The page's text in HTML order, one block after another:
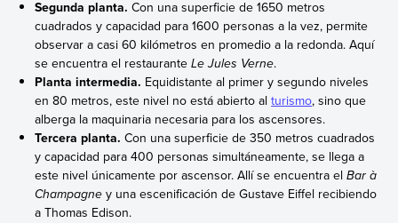
Segunda planta. Con una superficie de 1650 metros
cuadrados y capacidad para 1600 personas a la vez, permite
observar a casi 60 kilómetros en promedio a la redonda. Aquí
se encuentra el restauranteLe Jules Verne.
Planta intermedia. Equidistante al primer y segundo niveles
en 80 metros, este nivel no está abierto alturismo, sino que
alberga la maquinaria necesaria para los ascensores.
Tercera planta. Con una superficie de 350 metros cuadrados
y capacidad para 400 personas simultáneamente, se llega a
este nivel únicamente por ascensor. Allí se encuentra elBarà
Champagne y una escenificación de Gustave Eiffel recibiendo
a Thomas Edison.